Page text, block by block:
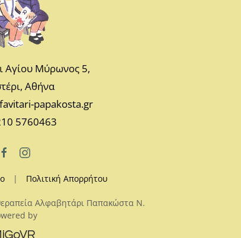
Αγίου Μύρωνος 5,
Αθήνα
papakosta.gr
5760463
| Πολιτική Απορρήτου
Αλφαβητάρι Παπακώστα N.
by